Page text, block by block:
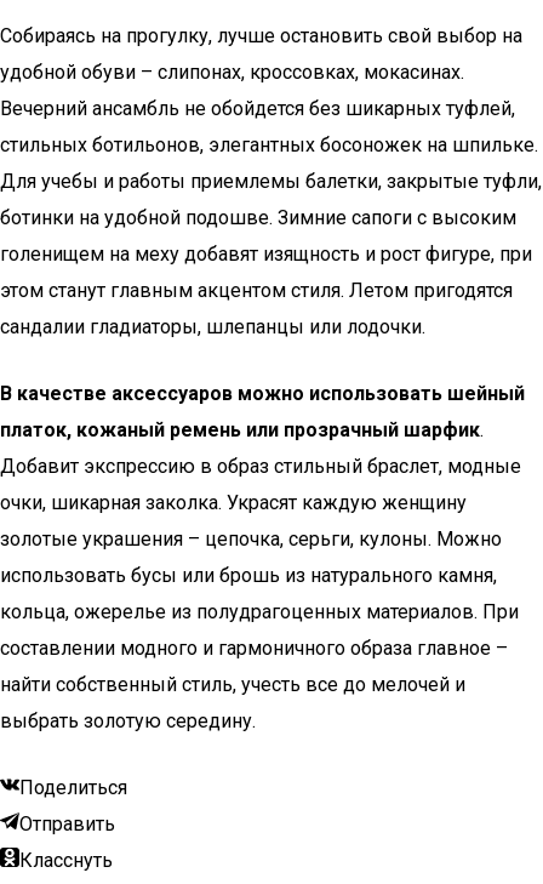
Собираясь на прогулку, лучше остановить свой выбор на
удобной обуви – слипонах, кроссовках, мокасинах.
Вечерний ансамбль не обойдется без шикарных туфлей,
стильных ботильонов, элегантных босоножек на шпильке.
Для учебы и работы приемлемы балетки, закрытые туфли,
ботинки на удобной подошве. Зимние сапоги с высоким
голенищем на меху добавят изящность и рост фигуре, при
этом станут главным акцентом стиля. Летом пригодятся
сандалии гладиаторы, шлепанцы или лодочки.
В качестве аксессуаров можно использовать шейный
платок, кожаный ремень или прозрачный шарфик.
Добавит экспрессию в образ стильный браслет, модные
очки, шикарная заколка. Украсят каждую женщину
золотые украшения – цепочка, серьги, кулоны. Можно
использовать бусы или брошь из натурального камня,
кольца, ожерелье из полудрагоценных материалов. При
составлении модного и гармоничного образа главное –
найти собственный стиль, учесть все до мелочей и
выбрать золотую середину.
Поделиться
Отправить
Класснуть